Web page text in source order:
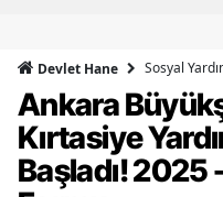
Devlet Hane Sosyal
Ankara
Kırtasiye
Başladı!